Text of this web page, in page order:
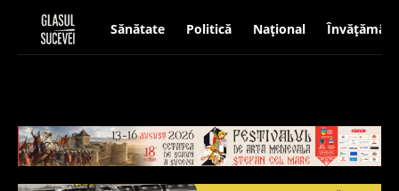
Sănătate Politică Național Învățământ